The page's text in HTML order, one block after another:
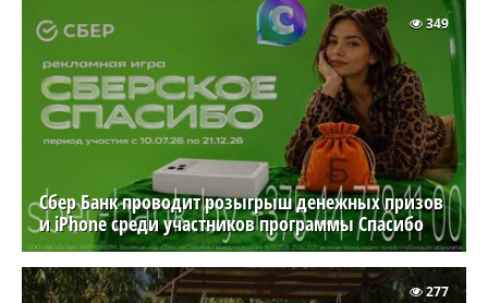
Сбер Банк проводит розыгрыш денежных призов
и iPhone среди участников программы Спасибо
349
277